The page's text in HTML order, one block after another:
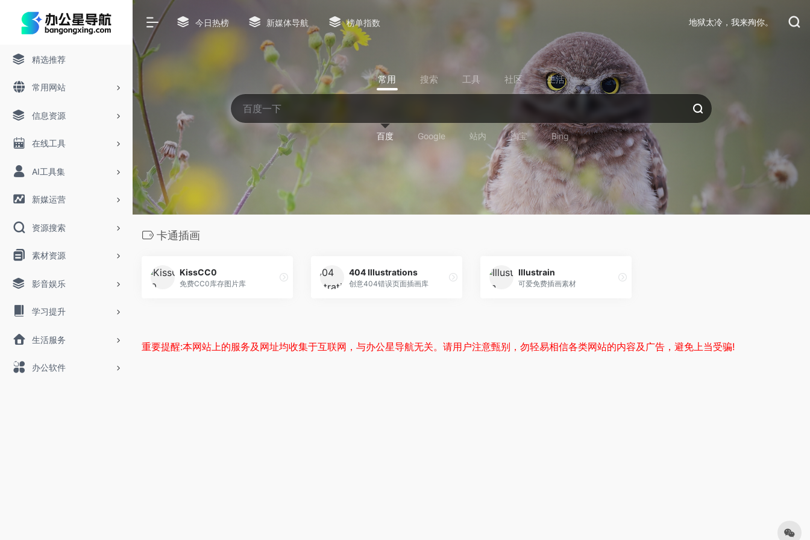
精选推荐
常用网站
信息资源
在线工具
AI工具集
新媒运营
资源搜索
素材资源
影音娱乐
学习提升
生活服务
办公软件
今日热榜 新媒体导航 榜单指数 地狱太冷，我来殉你。
常用 搜索 工具 社区 生活
百度 Google 站内 淘宝 Bing
卡通插画
KissCC0
免费CC0库存图片库
404 Illustrations
创意404错误页面插画库
Illustrain
可爱免费插画素材
重要提醒:本网站上的服务及网址均收集于互联网，与办公星导航无关。请用户注意甄别，勿轻易相信各类网站的内容及广告，避免上当受骗!